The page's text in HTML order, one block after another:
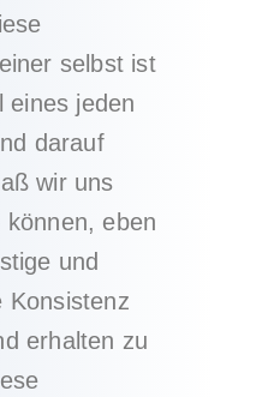
selbst ist
eines jeden
darauf
wir uns
können, eben
und
Konsistenz
erhalten zu